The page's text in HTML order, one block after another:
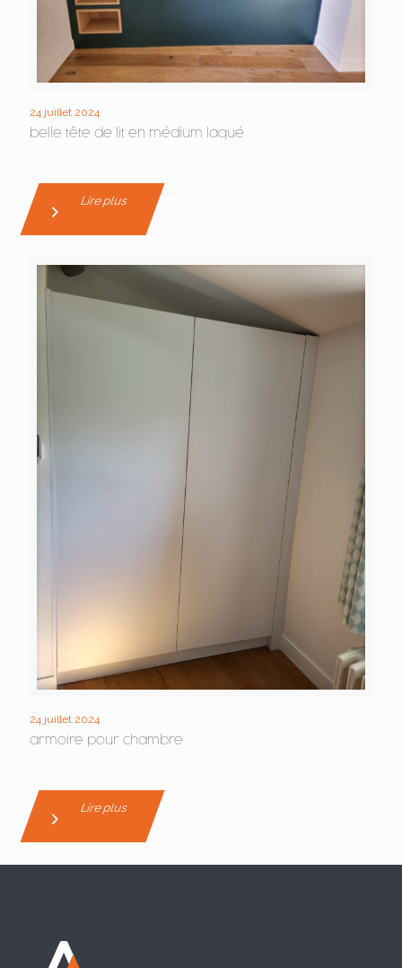
24 juillet 2024
belle tête de lit en médium laqué
Lire plus
24 juillet 2024
armoire pour chambre
Lire plus